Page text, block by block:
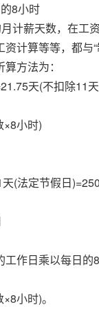
8小时
计薪天数，在
计算等等，都与“
方法为：
天(不扣除11
×8小时)
(法定节假日
作日乘以每日的8
小时)。